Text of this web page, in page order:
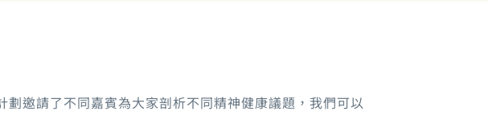
劃邀請了不同嘉賓為大家剖析不同精神健康議題，我們可以